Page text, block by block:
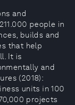
and
people in
builds and
that help
It is
and
(2018):
units in 100
projects